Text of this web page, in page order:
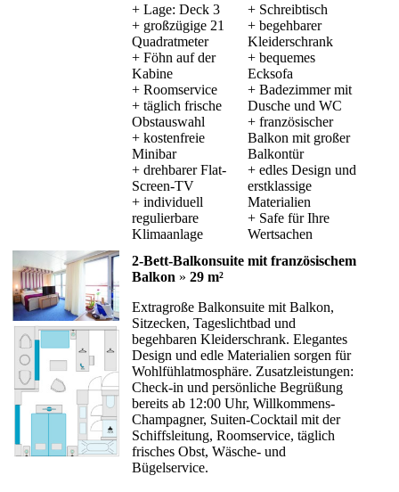
+ Lage: Deck 3
+ großzügige 21
Quadratmeter
+ Föhn auf der
Kabine
+ Roomservice
+ täglich frische
Obstauswahl
+ kostenfreie
Minibar
+ drehbarer Flat-
Screen-TV
+ individuell
regulierbare
Klimaanlage
+ Schreibtisch
+ begehbarer
Kleiderschrank
+ bequemes
Ecksofa
+ Badezimmer mit
Dusche und WC
+ französischer
Balkon mit großer
Balkontür
+ edles Design und
erstklassige
Materialien
+ Safe für Ihre
Wertsachen
2-Bett-Balkonsuite mit französischem
Balkon » 29 m²
Extragroße Balkonsuite mit Balkon,
Sitzecken, Tageslichtbad und
begehbaren Kleiderschrank. Elegantes
Design und edle Materialien sorgen für
Wohlfühlatmosphäre. Zusatzleistungen:
Check-in und persönliche Begrüßung
bereits ab 12:00 Uhr, Willkommens-
Champagner, Suiten-Cocktail mit der
Schiffsleitung, Roomservice, täglich
frisches Obst, Wäsche- und
Bügelservice.